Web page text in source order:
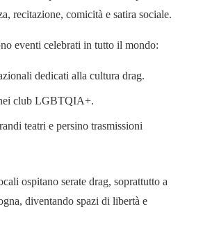
recitazione, comicità e satira sociale.
eventi celebrati in tutto il mondo:
dedicati alla cultura drag.
club LGBTQIA+.
teatri e persino trasmissioni
ospitano serate drag, soprattutto a
diventando spazi di libertà e